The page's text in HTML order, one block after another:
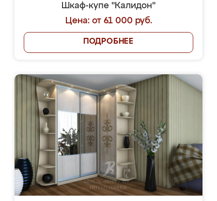
Шкаф-купе "Калидон"
Цена: от 61 000 руб.
ПОДРОБНЕЕ